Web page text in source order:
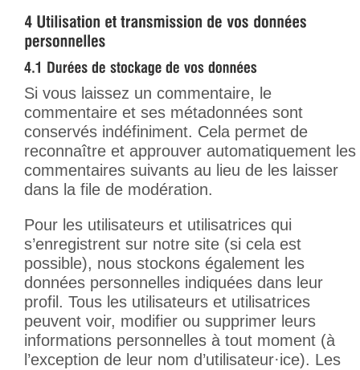
Si vous laissez un commentaire, le
commentaire et ses métadonnées sont
conservés indéfiniment. Cela permet de
reconnaître et approuver automatiquement les
commentaires suivants au lieu de les laisser
dans la file de modération.
Pour les utilisateurs et utilisatrices qui
s’enregistrent sur notre site (si cela est
possible), nous stockons également les
données personnelles indiquées dans leur
profil. Tous les utilisateurs et utilisatrices
peuvent voir, modifier ou supprimer leurs
informations personnelles à tout moment (à
l’exception de leur nom d’utilisateur·ice). Les